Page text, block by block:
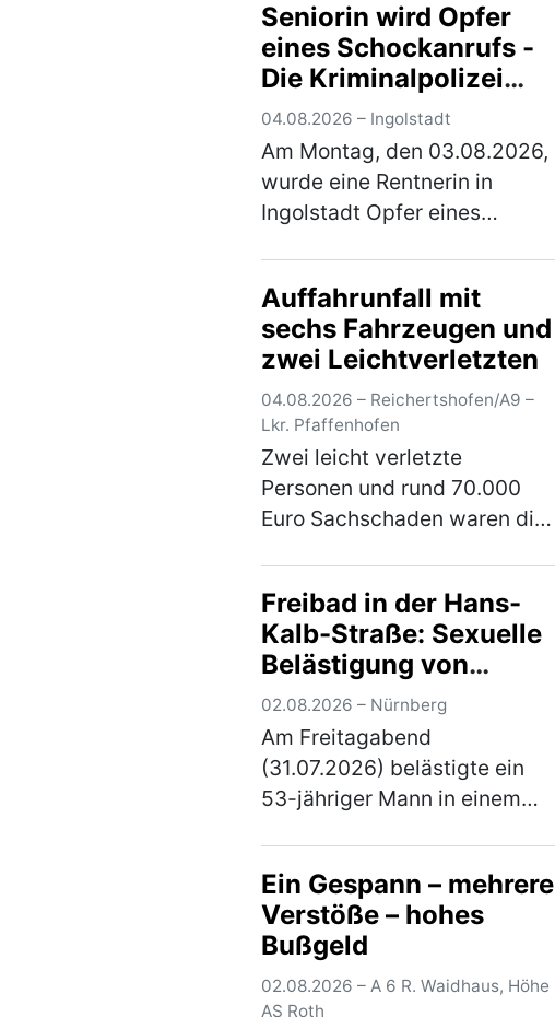
Fahrzeug die Bundesstraße in
Sandersdorf von
Mindelstetten …(mehr)
Seniorin wird Opfer
eines Schockanrufs -
Die Kriminalpolizei
warnt und bittet um
Hinweise
04.08.2026 – Ingolstadt
Am Montag, den 03.08.2026,
wurde eine Rentnerin in
Ingolstadt Opfer eines
Ermittlungen übernommen
und bittet um Hinweise.
Gegen 16.30 Uhr erhielt die
über 80…(mehr)
Auffahrunfall mit
sechs Fahrzeugen und
zwei Leichtverletzten
04.08.2026 – Reichertshofen/A9 –
Lkr. Pfaffenhofen
Zwei leicht verletzte
Personen und rund 70.000
Euro Sachschaden waren die
beteiligten Fahrzeugen auf
der A9 am Montagabend
gegen 20.00 Uhr. Ein 50-
jäh…(mehr)
Freibad in der Hans-
Kalb-Straße: Sexuelle
Belästigung von
Jugendlichen -
Festnahme
02.08.2026 – Nürnberg
Am Freitagabend
(31.07.2026) belästigte ein
53-jähriger Mann in einem
zuständige Ermittlungsrichter
erließ Haftbefehl gegen den
Tatverdächtigen. Di…
Ein Gespann – mehrere
Verstöße – hohes
Bußgeld
02.08.2026 – A 6 R. Waidhaus, Höhe
AS Roth